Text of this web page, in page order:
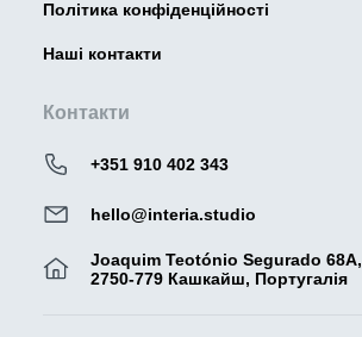
Політика конфіденційності
Наші контакти
Контакти
+351 910 402 343
hello@interia.studio
Joaquim Teotónio Segurado 68A,
2750-779 Кашкайш, Португалія